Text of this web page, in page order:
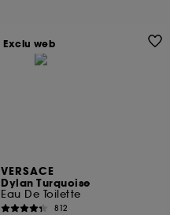
VERSACE
Dylan Turquoise
Eau De Toilette
812
Exclu web